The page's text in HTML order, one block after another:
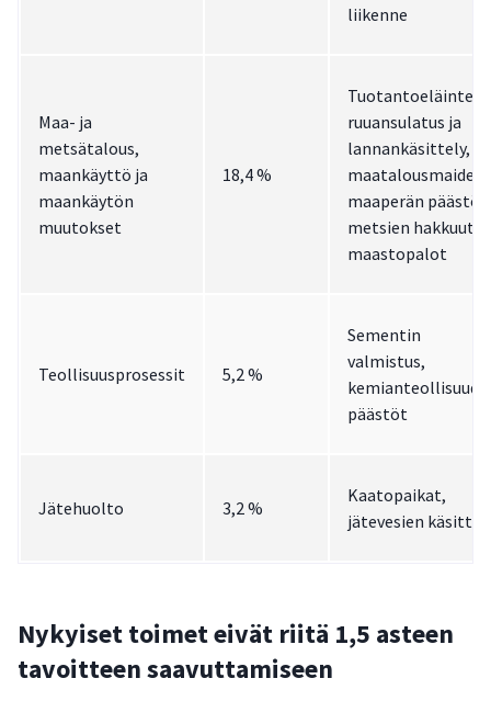
liikenne
Maa- ja
metsätalous,
maankäyttö ja
maankäytön
muutokset
18,4 %
Tuotantoeläinten
ruuansulatus ja
lannankäsittely,
maatalousmaiden
maaperän päästöt,
metsien hakkuut,
maastopalot
Teollisuusprosessit 5,2 %
Sementin
valmistus,
päästöt
Jätehuolto 3,2 %
Kaatopaikat,
jätevesien
Nykyiset toimet eivät riitä 1,5 asteen
tavoitteen saavuttamiseen